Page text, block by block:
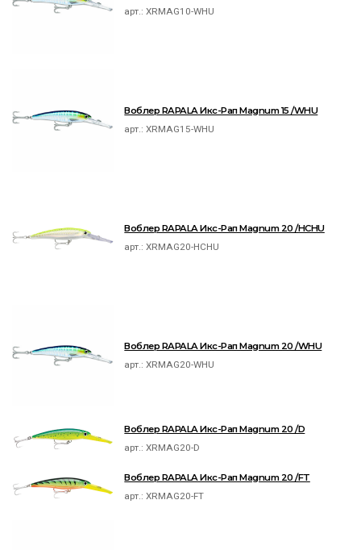
арт.:XRMAG10-WHU
Воблер RAPALA Икс-Рап Magnum 15 /WHU
арт.:XRMAG15-WHU
Воблер RAPALA Икс-Рап Magnum 20 /HCHU
арт.:XRMAG20-HCHU
Воблер RAPALA Икс-Рап Magnum 20 /WHU
арт.:XRMAG20-WHU
Воблер RAPALA Икс-Рап Magnum 20 /D
арт.:XRMAG20-D
Воблер RAPALA Икс-Рап Magnum 20 /FT
арт.:XRMAG20-FT